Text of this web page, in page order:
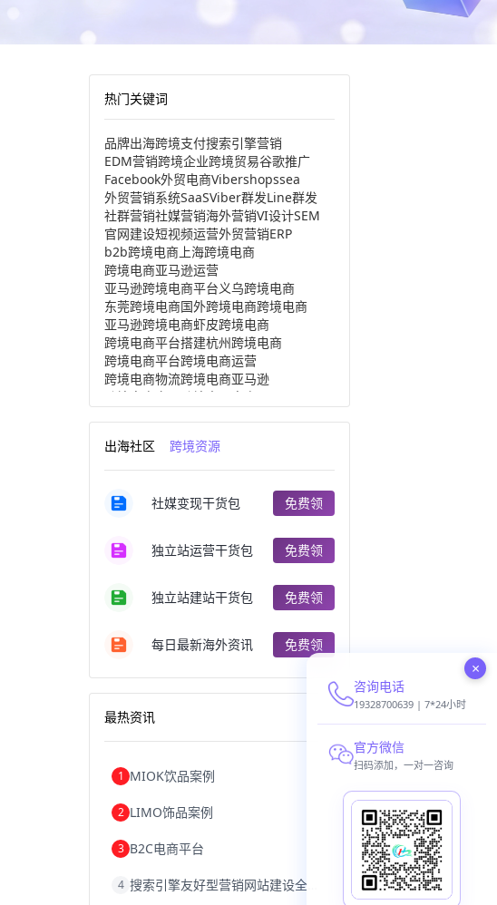
热门关键词
品牌出海跨境支付搜索引擎营销
EDM营销跨境企业跨境贸易谷歌推广
Facebook外贸电商Vibershopssea
外贸营销系统SaaSViber群发Line群发
社群营销社媒营销海外营销VI设计SEM
官网建设短视频运营外贸营销ERP
b2b跨境电商 上海跨境电商
跨境电商亚马逊运营
亚马逊跨境电商平台义乌跨境电商
东莞跨境电商国外跨境电商跨境电商
亚马逊跨境电商虾皮跨境电商
跨境电商平台搭建杭州跨境电商
跨境电商平台跨境电商运营
跨境电商物流跨境电商亚马逊
跨境电商产品
跨境出口电商
跨境电商分析进口跨境电商
跨境电商服务广州跨境电商
跨境电商注册跨境电商开店
跨境电商商品个人跨境电商
跨境电商案例国内跨境电商
郑州跨境电商跨境电商趋势
阿里跨境电商
跨境电商费用美国跨境电商
跨境电商教程
独立站跨境电商跨境电商独立站
跨境电商erp西安跨境电商
沈阳跨境电商跨境电商服务平台
跨境电商网店跨境电商物流模式
跨境电商结算浙江跨境电商
出海社区 跨境资源
社媒变现干货包 免费领
独立站运营干货包 免费领
独立站建站干货包 免费领
每日最新海外资讯 免费领
最热资讯
1 MIOK饮品案例
2 LIMO饰品案例
3 B2C电商平台
4
×
咨询电话
19328700639 | 7*24小时
官方微信
扫码添加，一对一咨询